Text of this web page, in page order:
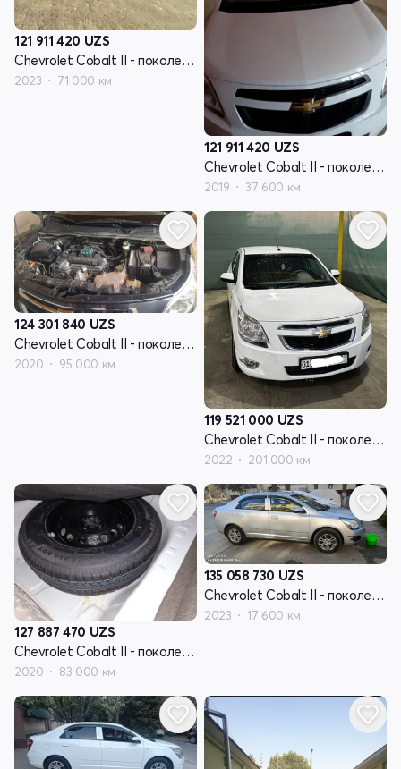
121 911 420 UZS
Chevrolet Cobalt II - поколение рестайлинг
2023 71 000 км
121 911 420 UZS
Chevrolet Cobalt II - поколение рестайлинг
2019 37 600 км
124 301 840 UZS
Chevrolet Cobalt II - поколение рестайлинг
2020 95 000 км
119 521 000 UZS
Chevrolet Cobalt II - поколение рестайлинг
2022 201 000 км
127 887 470 UZS
Chevrolet Cobalt II - поколение рестайлинг
2020 83 000 км
135 058 730 UZS
Chevrolet Cobalt II - поколение рестайлинг
2023 17 600 км